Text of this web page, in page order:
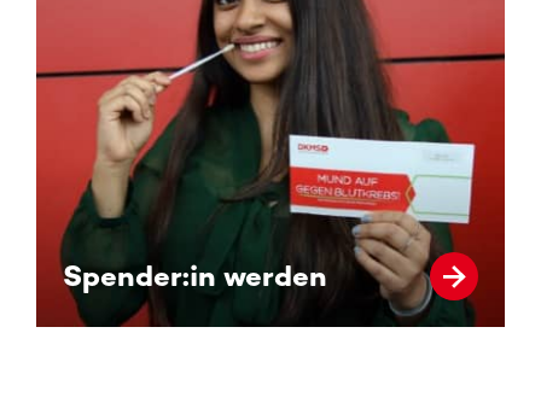
Spender:in werden